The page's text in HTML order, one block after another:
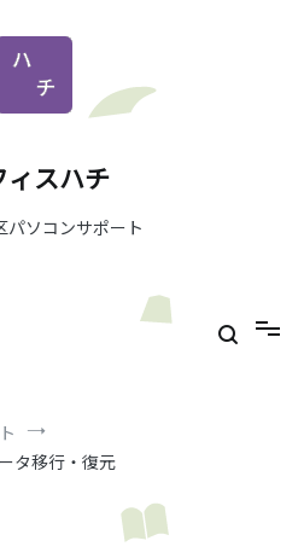
ィスハチ
パソコンサポート
タ移行・復元